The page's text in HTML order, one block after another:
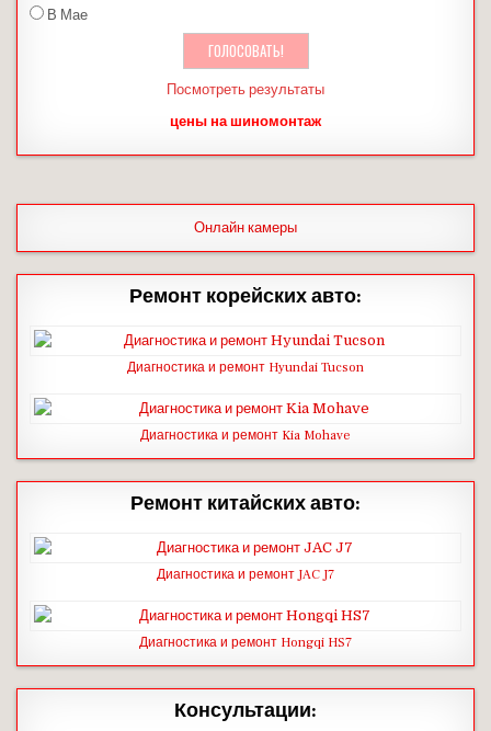
В Мае
Посмотреть результаты
цены на шиномонтаж
Онлайн камеры
Ремонт корейских авто:
Диагностика и ремонт Hyundai Tucson
Диагностика и ремонт Kia Mohave
Ремонт китайских авто:
Диагностика и ремонт JAC J7
Диагностика и ремонт Hongqi HS7
Консультации: